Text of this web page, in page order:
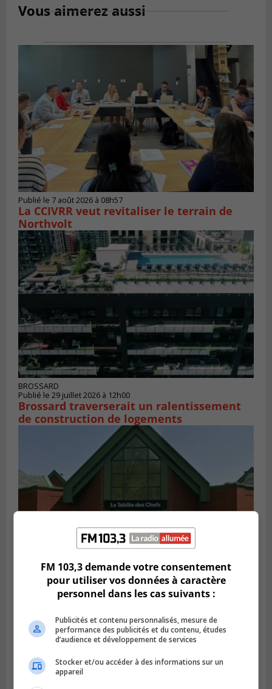
Vous aimerez aussi
Publié le 7 août 2026 à 08h57
La CCIVRR veut revitaliser le terrain de
Northvolt
BROSSARD
Publié le 29 juillet 2026 à 12h00
Brossard traverserait un ralentissement
de construction de logements
VIEUX-LONGUEUIL
Publié le 28 juillet 2026 à 07h44
La Tablée des chefs obtient un appui
financier pour poursuivre sa mission
FM 103,3 demande votre consentement
pour utiliser vos données à caractère
personnel dans les cas suivants :
Publicités et contenu personnalisés, mesure de
performance des publicités et du contenu, études
d’audience et développement de services
Stocker et/ou accéder à des informations sur un
appareil